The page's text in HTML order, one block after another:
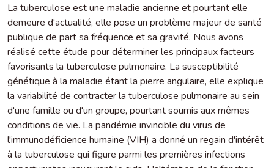
La tuberculose est une maladie ancienne et pourtant elle
demeure d'actualité, elle pose un problème majeur de santé
publique de part sa fréquence et sa gravité. Nous avons
réalisé cette étude pour déterminer les principaux facteurs
favorisants la tuberculose pulmonaire. La susceptibilité
génétique à la maladie étant la pierre angulaire, elle explique
la variabilité de contracter la tuberculose pulmonaire au sein
d'une famille ou d'un groupe, pourtant soumis aux mêmes
conditions de vie. La pandémie invincible du virus de
l'immunodéficience humaine (VIH) a donné un regain d'intérêt
à la tuberculose qui figure parmi les premières infections